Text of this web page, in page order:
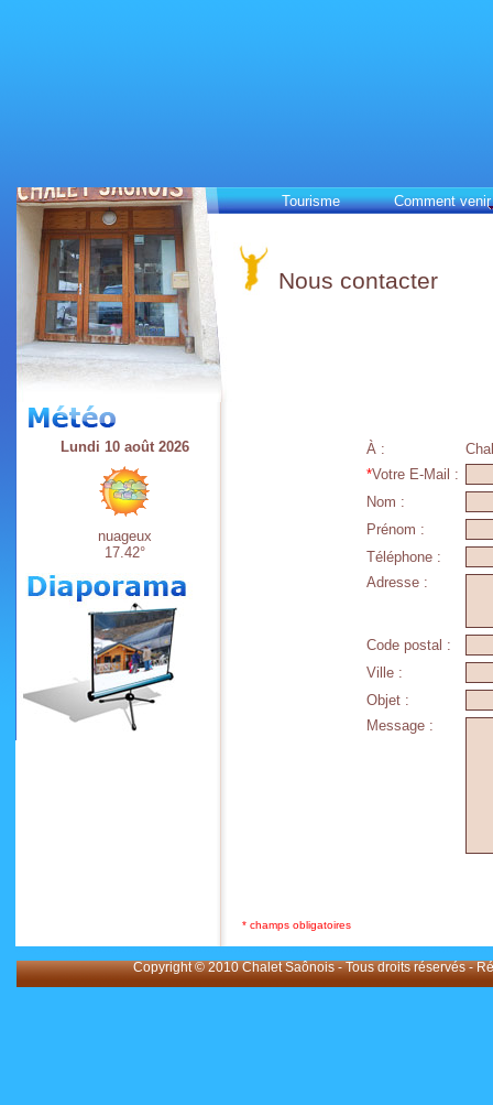
Lundi 10 août 2026
nuageux
17.42°
Nous contacter
À :
*Votre E-Mail :
Nom :
Prénom :
Téléphone :
Adresse :
Code postal :
Ville :
Objet :
Message :
* champs obligatoires
Copyright © 2010 Chalet Saônois - Tous droits réservés -
Tourisme Comment venir